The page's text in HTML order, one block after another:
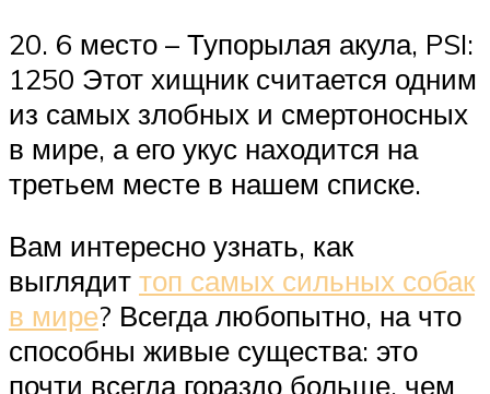
20. 6 место – Тупорылая акула, PSI:
1250 Этот хищник считается одним
из самых злобных и смертоносных
в мире, а его укус находится на
третьем месте в нашем списке.
Вам интересно узнать, как
выглядит топ самых сильных собак
в мире? Всегда любопытно, на что
способны живые существа: это
почти всегда гораздо больше, чем